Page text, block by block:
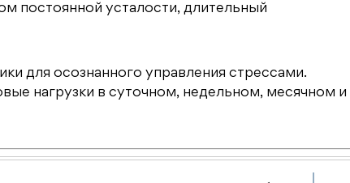
постоянной усталости, длительный
для осознанного управления стрессами.
нагрузки в суточном, недельном, месячном и